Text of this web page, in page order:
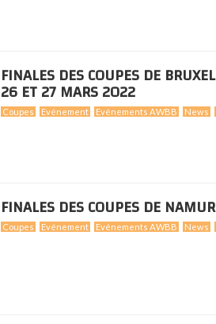
FINALES DES COUPES DE
26 ET 27 MARS 2022
Coupes Evénement Evénements AWBB News
FINALES DES COUPES DE
Coupes Evénement Evénements AWBB News